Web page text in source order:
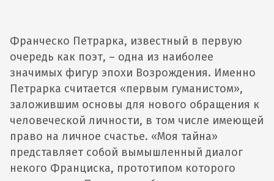
Франческо Петрарка, известный в первую
очередь как поэт, – одна из наиболее
значимых фигур эпохи Возрождения. Именно
Петрарка считается «первым гуманистом»,
заложившим основы для нового обращения к
человеческой личности, в том числе имеющей
право на личное счастье. «Моя тайна»
представляет собой вымышленный диалог
некого Франциска, прототипом которого